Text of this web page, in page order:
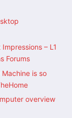
– L1
Forums
Machine is so
overview